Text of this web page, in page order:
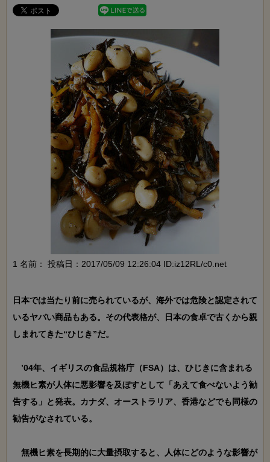
1 名前： 投稿日：2017/05/09 12:26:04 ID:iz12RL/c0.net
日本では当たり前に売られているが、海外では危険と認定されて
いるヤバい商品もある。その代表格が、日本の食卓で古くから親
しまれてきた“ひじき”だ。
’04年、イギリスの食品規格庁（FSA）は、ひじきに含まれる
無機ヒ素が人体に悪影響を及ぼすとして「あえて食べないよう勧
告する」と発表。カナダ、オーストラリア、香港などでも同様の
勧告がなされている。
無機ヒ素を長期的に大量摂取すると、人体にどのような影響が